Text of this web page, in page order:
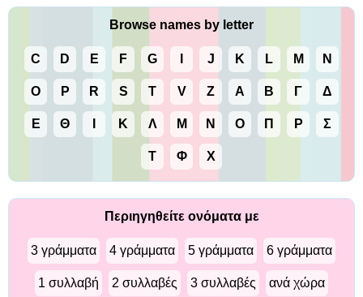
Browse names by letter
C D E F G J K L M N
O P R S T V Z Α Β Γ Δ
Ε Θ Κ Λ Μ Ν Ο Π Ρ Σ
Τ Φ Χ
Περιηγηθείτε ονόματα με
3 γράμματα 4 γράμματα 5 γράμματα 6 γράμματα
1 συλλαβή 2 συλλαβές 3 συλλαβές ανά χώρα